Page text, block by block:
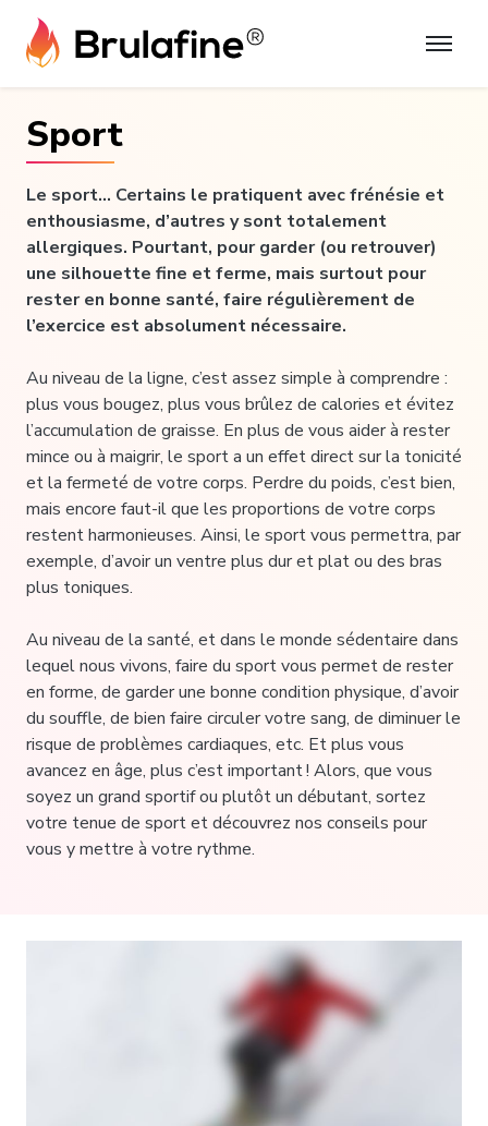
content
Sport
Le sport… Certains le pratiquent avec frénésie et
enthousiasme, d’autres y sont totalement
allergiques. Pourtant, pour garder (ou retrouver)
une silhouette fine et ferme, mais surtout pour
rester en bonne santé, faire régulièrement de
l’exercice est absolument nécessaire.
Au niveau de la ligne, c’est assez simple à comprendre :
plus vous bougez, plus vous brûlez de calories et évitez
l’accumulation de graisse. En plus de vous aider à rester
mince ou à maigrir, le sport a un effet direct sur la tonicité
et la fermeté de votre corps. Perdre du poids, c’est bien,
mais encore faut-il que les proportions de votre corps
restent harmonieuses. Ainsi, le sport vous permettra, par
exemple, d’avoir un ventre plus dur et plat ou des bras
plus toniques.
Au niveau de la santé, et dans le monde sédentaire dans
lequel nous vivons, faire du sportvous permet de rester
en forme, de garder une bonne condition physique, d’avoir
du souffle, de bien faire circuler votre sang, de diminuer le
risque de problèmes cardiaques, etc. Et plus vous
avancez en âge, plus c’est important ! Alors, que vous
soyez un grand sportif ou plutôt un débutant, sortez
votre tenue de sport et découvrez nos conseils pour
vous y mettre à votre rythme.